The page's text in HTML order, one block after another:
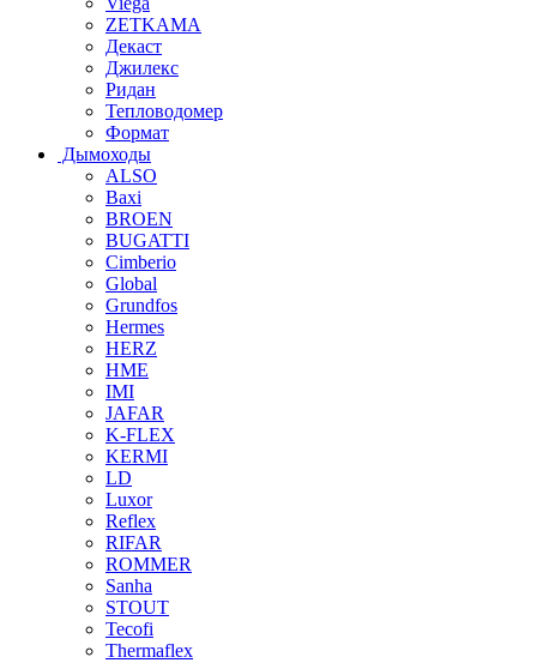
ZETKAMA
Декаст
Джилекс
Ридан
Тепловодомер
Формат
Дымоходы
ALSO
Baxi
BROEN
BUGATTI
Cimberio
Global
Grundfos
Hermes
HERZ
HME
IMI
JAFAR
K-FLEX
KERMI
LD
Luxor
Reflex
RIFAR
ROMMER
Sanha
STOUT
Tecofi
Thermaflex